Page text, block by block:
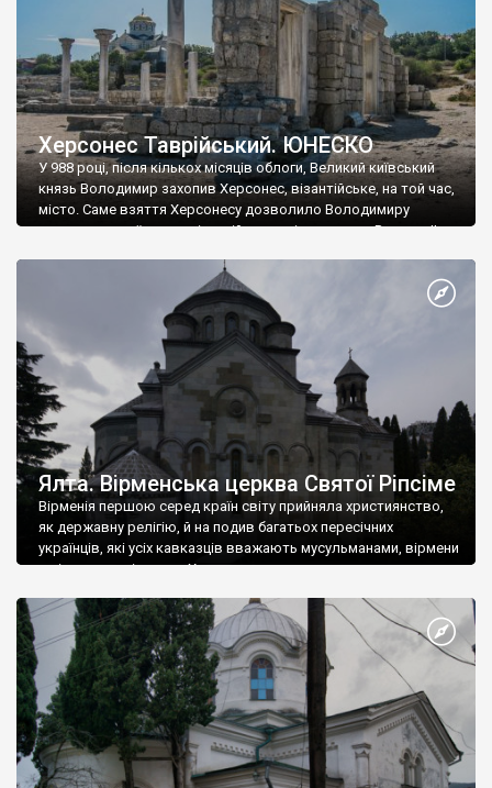
Херсонес Таврійський. ЮНЕСКО
У 988 році, після кількох місяців облоги, Великий київський
князь Володимир захопив Херсонес, візантійське, на той час,
місто. Саме взяття Херсонесу дозволило Володимиру
диктувати свої умови візантійському імператору Василю ІІ, та
Херсонесі Володимир-язичник, став Василем-християнином.
А потім було Хрещення Русі. На честь Херсонесу Таврійського
Ялта. Вірменська церква Святої Ріпсіме
Вірменія першою серед країн світу прийняла християнство,
як державну релігію, й на подив багатьох пересічних
українців, які усіх кавказців вважають мусульманами, вірмени
є відданими вірянами Христа